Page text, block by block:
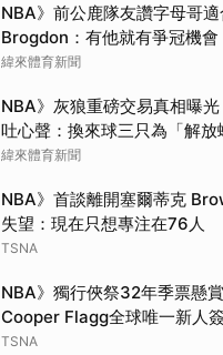
NBA》前公鹿隊友讚字母哥
Brogdon：有他就有爭冠機會
緯來體育新聞
NBA》灰狼重磅交易真相曝光
吐心聲：換來球三只為「解放
緯來體育新聞
NBA》首談離開塞爾蒂克
失望：現在只想專注在76人
TSNA
NBA》獨行俠祭32年季票懸
Cooper Flagg全球唯一新人
TSNA